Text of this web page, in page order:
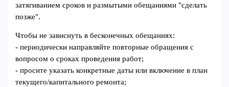
затягиванием сроков и размытыми обещаниями "сделать
позже".
Чтобы не зависнуть в бесконечных обещаниях:
- периодически направляйте повторные обращения с
вопросом о сроках проведения работ;
- просите указать конкретные даты или включение в план
текущего/капитального ремонта;